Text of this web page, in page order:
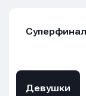
Суперфинал
Девушки